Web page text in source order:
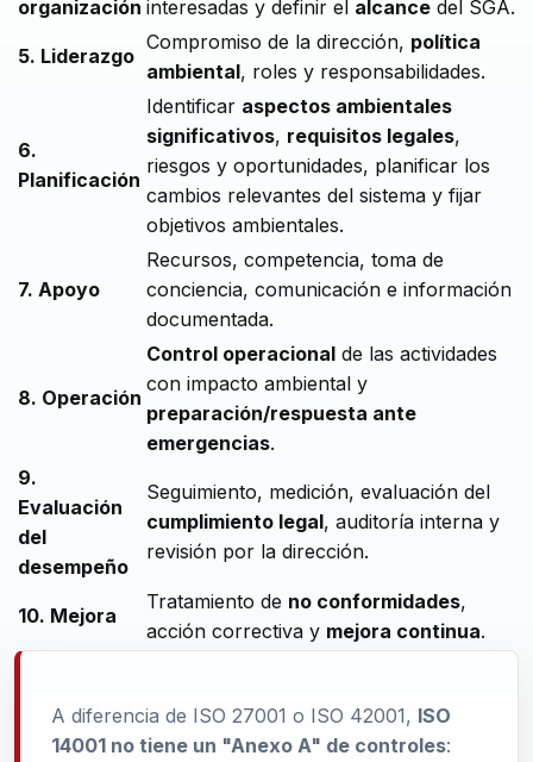
organización interesadas y definir el alcance del SGA.
5. Liderazgo
Compromiso de la dirección, política
ambiental, roles y responsabilidades.
6.
Planificación
Identificar aspectos ambientales
significativos, requisitos legales,
riesgos y oportunidades, planificar los
cambios relevantes del sistema y fijar
objetivos ambientales.
7. Apoyo
Recursos, competencia, toma de
conciencia, comunicación e información
documentada.
8. Operación
Control operacional de las actividades
con impacto ambiental y
preparación/respuesta ante
emergencias.
9.
Evaluación
del
desempeño
Seguimiento, medición, evaluación del
cumplimiento legal, auditoría interna y
revisión por la dirección.
10. Mejora
Tratamiento de no conformidades,
acción correctiva y mejora continua.
A diferencia de ISO 27001 o ISO 42001, ISO
14001 no tiene un "Anexo A" de controles: